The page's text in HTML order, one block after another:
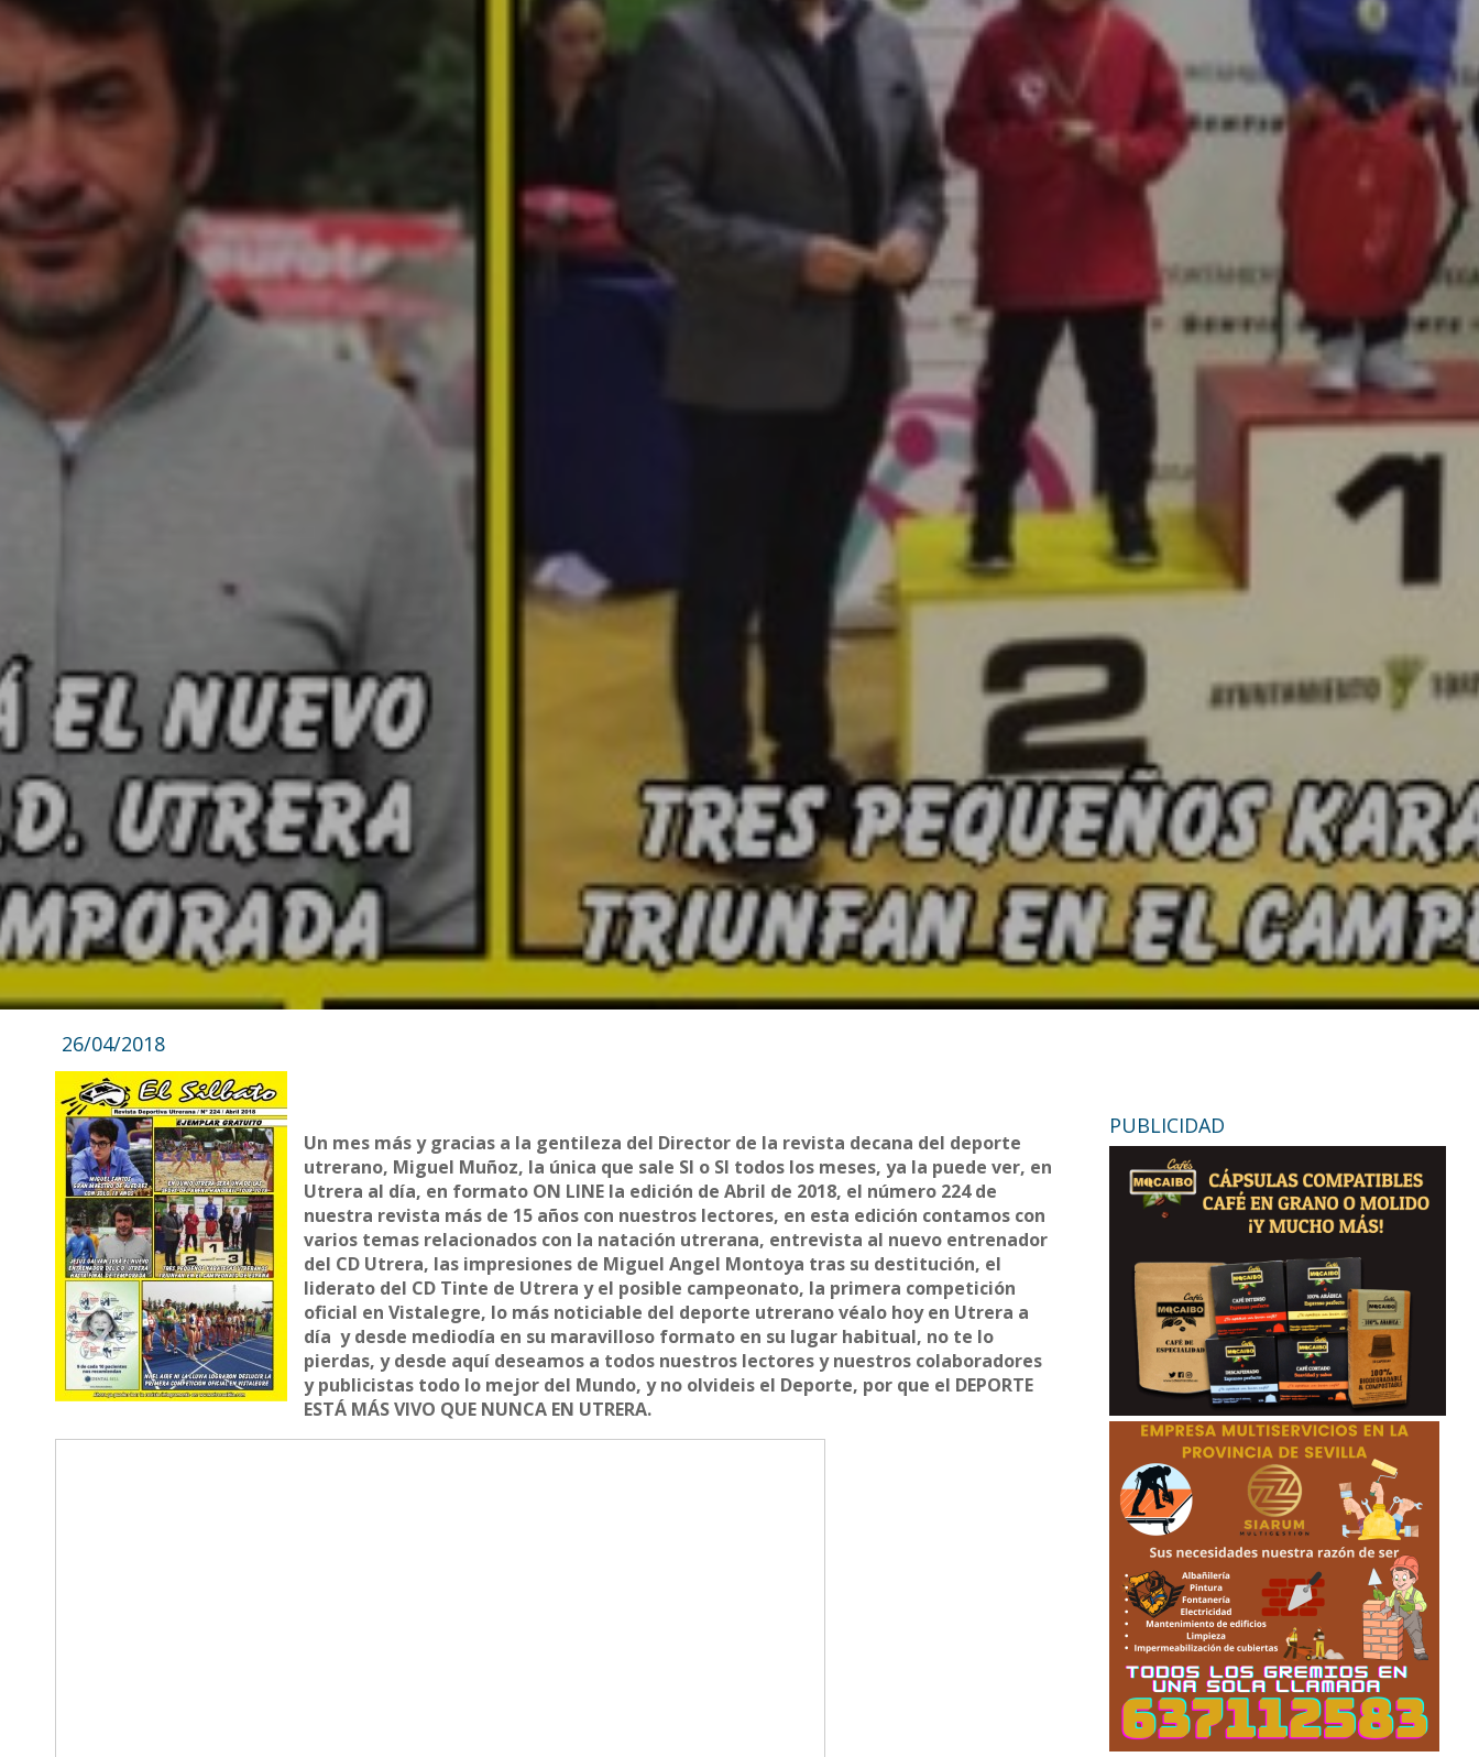
26/04/2018
Un mes más y gracias a la gentileza del Director de la revista decana del deporte
utrerano, Miguel Muñoz, la única que sale SI o SI todos los meses, ya la puede ver, en
Utrera al día, en formato ON LINE la edición de Abril de 2018, el número 224 de
nuestra revista más de 15 años con nuestros lectores, en esta edición contamos con
varios temas relacionados con la natación utrerana, entrevista al nuevo entrenador
del CD Utrera, las impresiones de Miguel Angel Montoya tras su destitución, el
liderato del CD Tinte de Utrera y el posible campeonato, la primera competición
oficial en Vistalegre, lo más noticiable del deporte utrerano véalo hoy en Utrera a
día y desde mediodía en su maravilloso formato en su lugar habitual, no te lo
pierdas, y desde aquí deseamos a todos nuestros lectores y nuestros colaboradores
y publicistas todo lo mejor del Mundo, y no olvideis el Deporte, por que el DEPORTE
ESTÁ MÁS VIVO QUE NUNCA EN UTRERA.
PUBLICIDAD